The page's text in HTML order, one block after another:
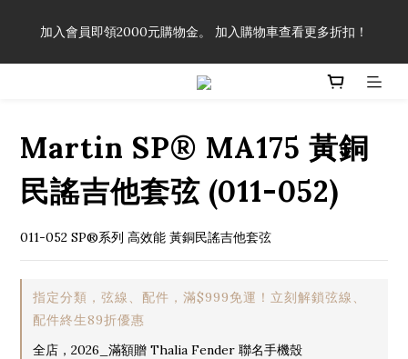
享有弦線、配件終生89折優惠！
加入會員即領2000元購物金。 加入購物車查看更多折扣！
「一生弦命！」單筆購買弦線、配件滿$999（不含運費），即可
Martin SP® MA175 黃銅
民謠吉他套弦 (011-052)
011-052 SP®系列 高效能 黃銅民謠吉他套弦
指定分類，弦線、配件，滿$999免運！立刻解鎖弦線、
配件終生89折優惠
全店，2026_滿額贈 Thalia Fender 聯名手機殼